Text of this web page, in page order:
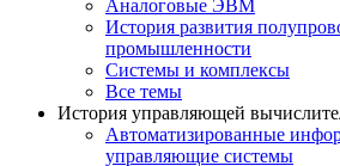
Аналоговые ЭВМ
История развития
промышленности
Системы и комплексы
Все темы
История управляющей
Автоматизированные
управляющие системы